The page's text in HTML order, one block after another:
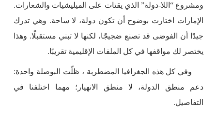
ومشروع “اللا-دولة” الذي يقتات على الميليشيات والشعارات.
الإمارات اختارت بوضوح أن تكون دولة، لا ساحة. وهي تدرك
جيدًا أن الفوضى قد تصنع ضجيجًا، لكنها لا تبني مستقبلًا. وهذا
يختصر لك مواقفها في كل الملفات الإقليمية تقريبًا.
وفي كل هذه الجغرافيا المضطربة ، ظلّت البوصلة واحدة:
دعم منطق الدولة، لا منطق الانهيار؛ مهما اختلفنا في
التفاصيل.